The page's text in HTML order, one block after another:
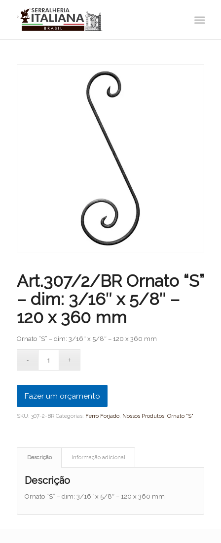
Art.307/2/BR Ornato “S”
– dim: 3/16″ x 5/8″ –
120 x 360 mm
Ornato “S” – dim: 3/16″ x 5/8″ – 120 x 360 mm
Fazer um orçamento
SKU: 307-2-BR Categorias: Ferro Forjado, Nossos Produtos, Ornato "S"
Descrição Informação adicional
Descrição
Ornato “S” – dim: 3/16″ x 5/8″ – 120 x 360 mm